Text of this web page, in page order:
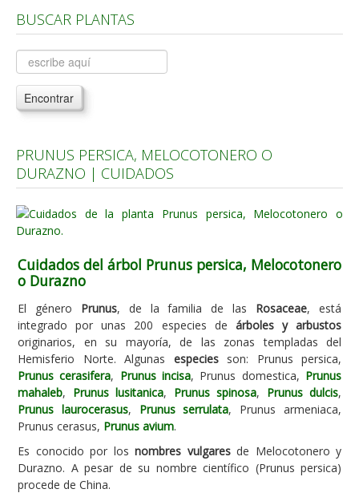
Árboles, Cicas y Palmeras de la G a la Z
Plantas Anuales y Perennes
Plantas Bulbosas y Acuáticas
Plantas de Interior
Plantas Aromáticas y de Huerto
Plantas Carnívoras y Orquídeas
Consejos
Hemisferio Sur
Enfermedades
Animales
Hongos
Carencias
Fotos
Árboles y Palmeras
BUSCAR PLANTAS
Encontrar
PRUNUS PERSICA, MELOCOTONERO O
DURAZNO | CUIDADOS
Cuidados del árbol Prunus persica, Melocotonero
o Durazno
El género Prunus, de la familia de las Rosaceae, está
integrado por unas 200 especies de árboles y arbustos
originarios, en su mayoría, de las zonas templadas del
Hemisferio Norte. Algunas especiesson: Prunus persica,
Prunus cerasifera, Prunus incisa, Prunus domestica, Prunus
mahaleb, Prunus lusitanica, Prunus spinosa, Prunus dulcis,
Prunus laurocerasus, Prunus serrulata, Prunus armeniaca,
Prunus cerasus, Prunus avium.
Es conocido por los nombres vulgaresde Melocotonero y
Durazno. A pesar de su nombre científico (Prunus persica)
procede de China.